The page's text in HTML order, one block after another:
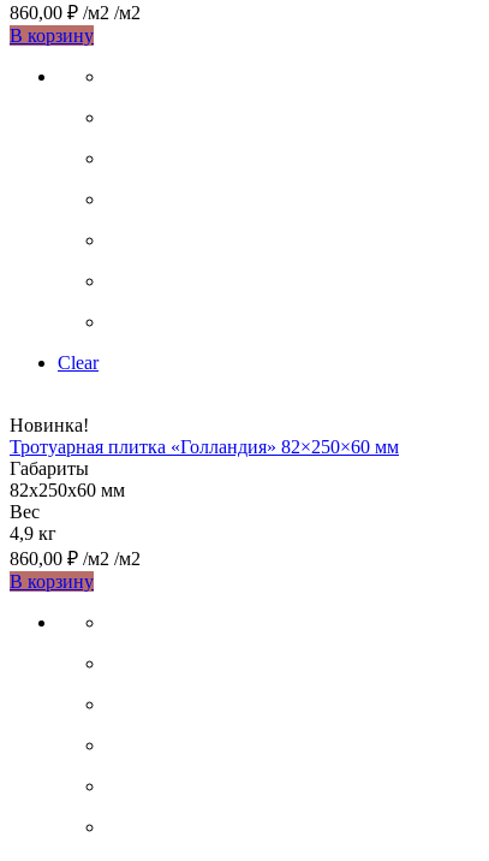
860,00 ₽ /м2 /м2
В корзинуЭтот
имеет
вариаций.
можно
на
Clear
Новинка!
Тротуарная плитка «Голландия» 82×250×60 мм
Габариты
82х250х60 мм
Вес
4,9 кг
860,00 ₽ /м2 /м2
В корзинуЭтот
имеет
вариаций.
можно
на